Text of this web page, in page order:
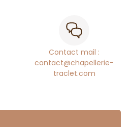
Contact mail :
contact@chapellerie-
traclet.com